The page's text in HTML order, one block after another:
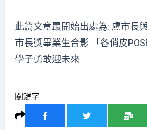
此篇文章最開始出處為: 盧市長
市長獎畢業生合影 「各俏皮
學子勇敢迎未來
關鍵字